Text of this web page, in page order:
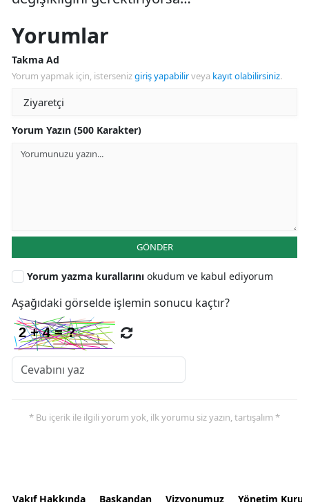
Yorumlar
Takma Ad
Yorum yapmak için, istersenizgiriş yapabilirveya kayıt olabilirsiniz.
Yorum Yazın (500 Karakter)
GÖNDER
Yorum yazma kurallarını okudum ve kabul ediyorum
Aşağıdaki görselde işlemin sonucu kaçtır?
* Bu içerik ile ilgili yorum yok, ilk yorumu siz yazın, tartışalım *
Vakıf Hakkında Başkandan Vizyonumuz Yönetim